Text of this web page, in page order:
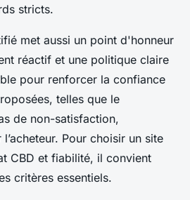
stricts.
met aussi un point d'honneur
réactif et une politique claire
pour renforcer la confiance
telles que le
de non-satisfaction,
Pour choisir un site
CBD et fiabilité, il convient
critères essentiels.